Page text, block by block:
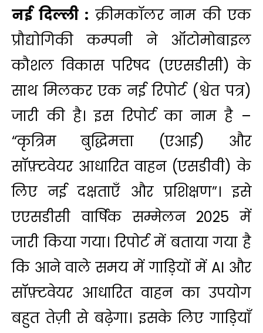
नई दिल्ली : क्रीमकॉलर नाम की एक
प्रौद्योगिकी कम्पनी ने ऑटोमोबाइल
कौशल विकास परिषद (एएसडीसी) के
साथ मिलकर एक नई रिपोर्ट (श्वेत पत्र)
जारी की है। इस रिपोर्ट का नाम है –
“कृत्रिम बुद्धिमत्ता (एआई) और
सॉफ़्टवेयर आधारित वाहन (एसडीवी) के
लिए नई दक्षताएँ और प्रशिक्षण”। इसे
एएसडीसी वार्षिक सम्मेलन 2025 में
जारी किया गया। रिपोर्ट में बताया गया है
कि आने वाले समय में गाड़ियों में AI और
सॉफ़्टवेयर आधारित वाहन का उपयोग
बहुत तेज़ी से बढ़ेगा। इसके लिए गाड़ियाँ